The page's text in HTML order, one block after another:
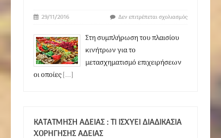
29/11/2016 Δεν επιτρέπεται σχολιασμός
Στη συμπλήρωση του πλαισίου
κινήτρων για το
μετασχηματισμό επιχειρήσεων
οι οποίες[...]
ΚΑΤΆΤΜΗΣΗ ΑΔΕΊΑΣ : ΤΙ ΙΣΧΎΕΙ ΔΙΑΔΙΚΑΣΊΑ
ΧΟΡΉΓΗΣΗΣ ΑΔΕΊΑΣ